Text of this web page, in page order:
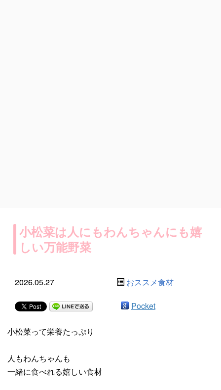
小松菜は人にもわんちゃんにも嬉
しい万能野菜
2026.05.27 おススメ食材
Pocket
小松菜って栄養たっぷり
人もわんちゃんも
一緒に食べれる嬉しい食材